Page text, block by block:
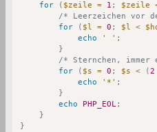
for
( $zeile = 1 ; $zeile
/* Leerzeichen vor
for
( $l = 0 ; $l <
echo
' ' ;
}
/* Sternchen, immer
for
( $s = 0 ; $s < ( 2
echo
'*' ;
}
echo
PHP_EOL;
}
}